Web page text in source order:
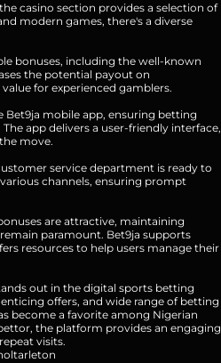
casino section provides a selection of
modern games, there's a diverse
bonuses, including the well-known
the potential payout on
for experienced gamblers.
Bet9ja mobile app, ensuring betting
app delivers a user-friendly interface,
move.
service department is ready to
channels, ensuring prompt
are attractive, maintaining
paramount. Bet9ja supports
resources to help users manage their
out in the digital sports betting
offers, and wide range of betting
become a favorite among Nigerian
the platform provides an engaging
visits.